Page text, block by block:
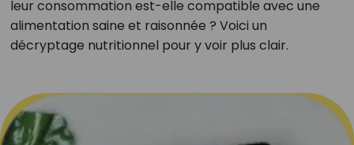
leur consommation est-elle compatible avec une
alimentation saine et raisonnée ? Voici un
décryptage nutritionnel pour y voir plus clair.